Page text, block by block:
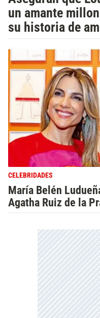
un amante
su historia de
CELEBRIDADES
María Belén
Agatha Ruiz de la